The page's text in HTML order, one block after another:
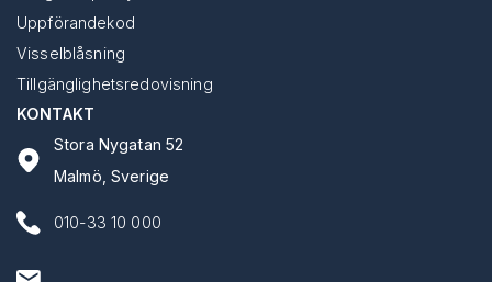
Uppförandekod
Visselblåsning
Tillgänglighetsredovisning
KONTAKT
Stora Nygatan 52
Malmö, Sverige
010-33 10 000